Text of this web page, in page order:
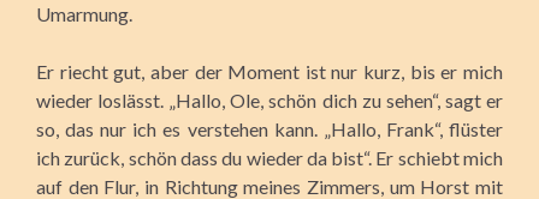
Umarmung.
Er riecht gut, aber der Moment ist nur kurz, bis er mich
wieder loslässt. „Hallo, Ole, schön dich zu sehen“, sagt er
so, das nur ich es verstehen kann. „Hallo, Frank“, flüster
ich zurück, schön dass du wieder da bist“. Er schiebt mich
auf den Flur, in Richtung meines Zimmers, um Horst mit